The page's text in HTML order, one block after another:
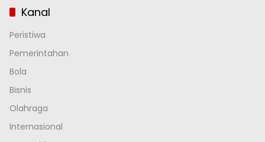
Kanal
Peristiwa
Pemerintahan
Bola
Bisnis
Olahraga
Internasional